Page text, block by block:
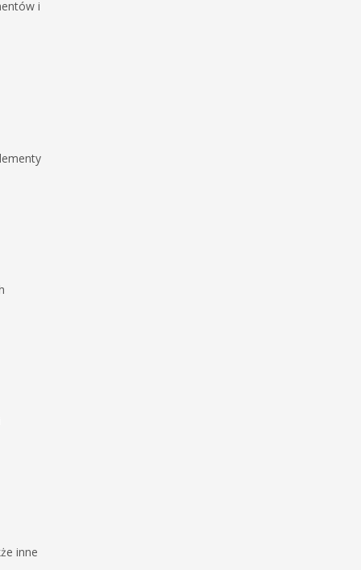
i
inne